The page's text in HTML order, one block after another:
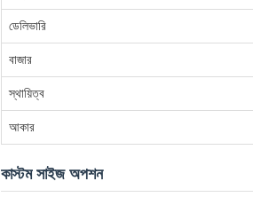
ডেলিভারি
বাজার
স্থায়িত্ব
আকার
কাস্টম সাইজ অপশন